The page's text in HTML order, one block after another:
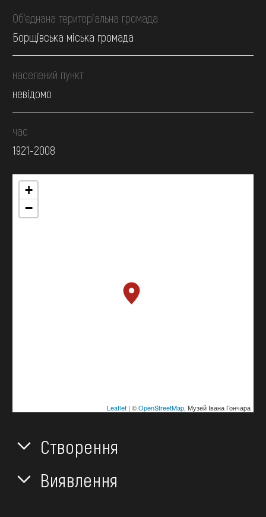
Об’єднана територіальна громада
Борщівська міська громада
населений пункт
невідомо
час
1921-2008
+
−
Leaflet| ©OpenStreetMap, Музей Івана Гончара
Створення
Виявлення